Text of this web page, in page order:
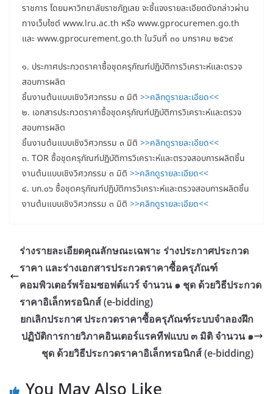
ราชการ โดยมหาวิทยาลัยราชภัฏเลย จะชี้แจงรายละเอียดดังกล่าวผ่าน
ทางเว็บไซต์ www.lru.ac.th หรือ www.gprocuremen.go.th
และ www.gprocurement.go.th ในวันที่ ๓๐ มกราคม ๒๕๖๙
๑. ประกาศประกวดราคาซื้อชุดครุภัณฑ์ปฏิบัติการวิเคราะห์และตรวจ
สอบการผลิต
ชิ้นงานต้นแบบเชิงวิศวกรรม ๓ มิติ >>คลิกดูรายละเอียด<<
๒. เอกสารประกวดราคาซื้อชุดครุภัณฑ์ปฏิบัติการวิเคราะห์และตรวจ
สอบการผลิต
ชิ้นงานต้นแบบเชิงวิศวกรรม ๓ มิติ >>คลิกดูรายละเอียด<<
๓. TOR ซื้อชุดครุภัณฑ์ปฏิบัติการวิเคราะห์และตรวจสอบการผลิตชิ้น
งานต้นแบบเชิงวิศวกรรม ๓ มิติ >>คลิกดูรายละเอียด<<
๔. บก.๐๖ ซื้อชุดครุภัณฑ์ปฏิบัติการวิเคราะห์และตรวจสอบการผลิตชิ้น
งานต้นแบบเชิงวิศวกรรม ๓ มิติ >>คลิกดูรายละเอียด<<
ร่างรายละเอียดคุณลักษณะเฉพาะ ร่างประกาศประกวด
ราคา และร่างเอกสารประกวดราคาซื้อครุภัณฑ์
คอมพิวเตอร์พร้อมซอฟต์แวร์ จำนวน ๑ ชุด ด้วยวิธีประกวด
ราคาอิเล็กทรอนิกส์ (e-bidding)
ยกเลิกประกาศ ประกวดราคาซื้อครุภัณฑ์ระบบจำลองฝึก
ปฏิบัติการกายวิภาคอินเตอร์แรคทีฟแบบ ๓ มิติ จำนวน ๑
ชุด ด้วยวิธีประกวดราคาอิเล็กทรอนิกส์ (e-bidding)